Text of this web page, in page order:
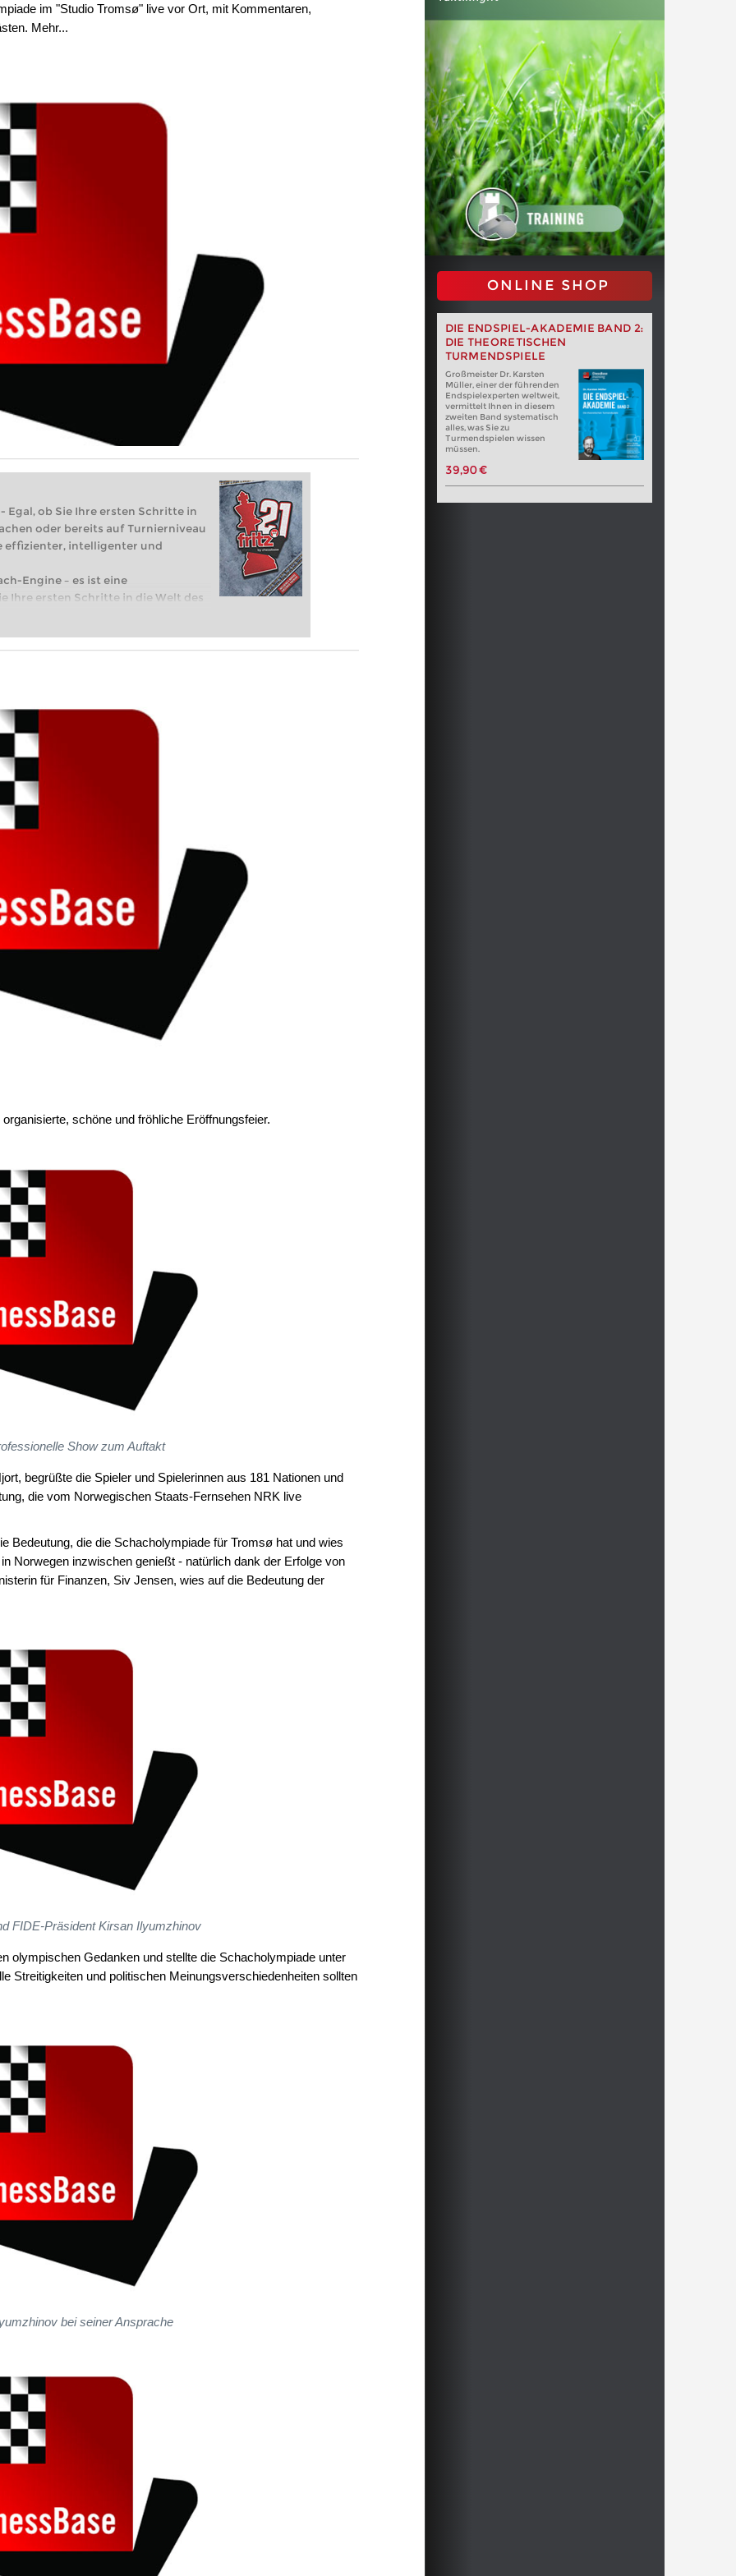
im "Studio Tromsø" live vor Ort, mit Kommentaren,
Mehr...
ob Sie Ihre ersten Schritte in
oder bereits auf Turnierniveau
effizienter, intelligenter und
Engine – es ist eine
Ihre ersten Schritte in die Welt des
ONLINE SHOP
DIE ENDSPIEL-AKADEMIE BAND 2:
DIE THEORETISCHEN
TURMENDSPIELE
Großmeister Dr. Karsten
Müller, einer der führenden
Endspielexperten weltweit,
vermittelt Ihnen in diesem
zweiten Band systematisch
alles, was Sie zu
Turmendspielen wissen
müssen.
39,90 €
schöne und fröhliche Eröffnungsfeier.
Show zum Auftakt
begrüßte die Spieler und Spielerinnen aus 181 Nationen und
die vom Norwegischen Staats-Fernsehen NRK live
Bedeutung, die die Schacholympiade für Tromsø hat und wies
Norwegen inzwischen genießt - natürlich dank der Erfolge von
für Finanzen, Siv Jensen, wies auf die Bedeutung der
FIDE-Präsident Kirsan Ilyumzhinov
olympischen Gedanken und stellte die Schacholympiade unter
Streitigkeiten und politischen Meinungsverschiedenheiten sollten
bei seiner Ansprache